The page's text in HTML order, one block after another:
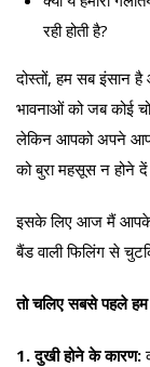
रही होती है?
दोस्तों, हम सब इंसान है
भावनाओं को जब कोई
लेकिन आपको अपने आप
को बुरा महसूस न होने
इसके लिए आज मैं
बैंड वाली फिलिंग से
तो चलिए सबसे पहले हम
1. दुखी होने के कारण: